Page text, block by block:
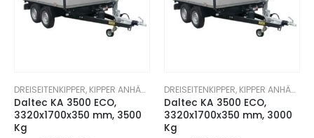
DREISEITENKIPPER, KIPPER ANHÄNGER
Daltec KA 3500 ECO,
3320x1700x350 mm, 3500
Kg
DREISEITENKIPPER, KIPPER ANHÄNGER
Daltec KA 3500 ECO,
3320x1700x350 mm, 3000
Kg